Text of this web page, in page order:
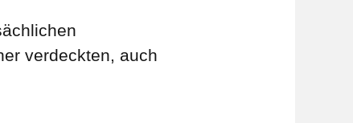
verdeckten, auch